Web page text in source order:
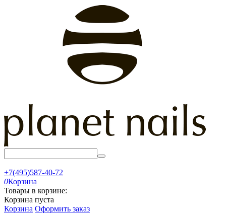
+7(495)587-40-72
0Корзина
Товары в корзине:
Корзина пуста
Корзина Оформить заказ